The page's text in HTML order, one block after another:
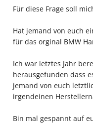
Für diese Frage soll
Hat jemand von euch
für das orginal BMW
Ich war letztes Jahr
herausgefunden dass
jemand von euch
irgendeinen
Bin mal gespannt auf